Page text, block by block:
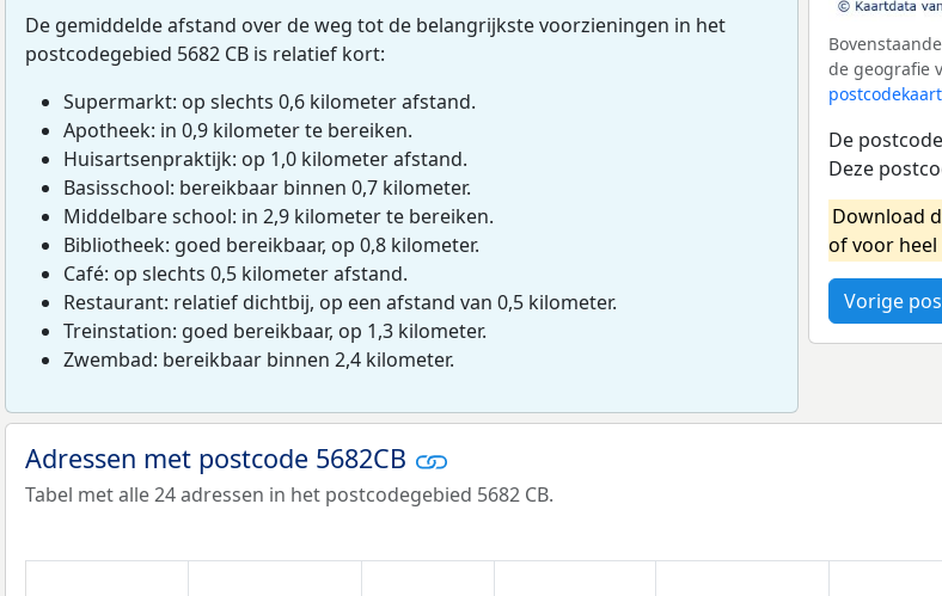
De gemiddelde afstand over de weg tot de belangrijkste voorzieningen in het
postcodegebied 5682 CB is relatief kort:
Supermarkt: op slechts 0,6 kilometer afstand.
Apotheek: in 0,9 kilometer te bereiken.
Huisartsenpraktijk: op 1,0 kilometer afstand.
Basisschool: bereikbaar binnen 0,7 kilometer.
Middelbare school: in 2,9 kilometer te bereiken.
Bibliotheek: goed bereikbaar, op 0,8 kilometer.
Café: op slechts 0,5 kilometer afstand.
Restaurant: relatief dichtbij, op een afstand van 0,5 kilometer.
Treinstation: goed bereikbaar, op 1,3 kilometer.
Zwembad: bereikbaar binnen 2,4 kilometer.
de geografie
postcodekaart
De
Deze
Download
of voor heel
Vorige
Adressen met postcode 5682CB
Tabel met alle 24 adressen in het postcodegebied 5682 CB.